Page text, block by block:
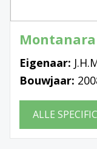
Montanara
Eigenaar:
Bouwjaar:
ALLE